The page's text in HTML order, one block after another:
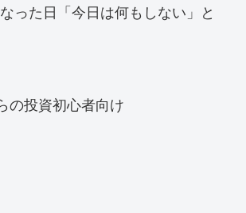
った日「今日は何もしない」と
の投資初心者向け